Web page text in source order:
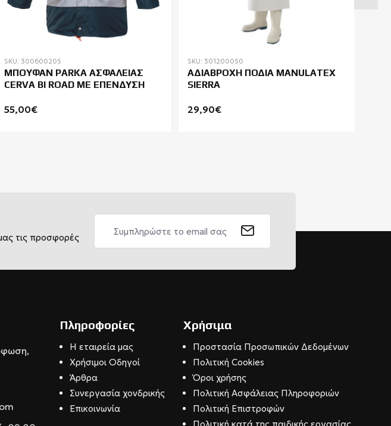
SKU: 300600205
ΜΠΟΥΦΑΝ PARKA ΑΣΦΑΛΕΙΑΣ
CERVA BI ROAD ΜΕ ΕΠΕΝΔΥΣΗ
55,00€
SKU: 301200050
ΑΔΙΑΒΡΟΧΗ ΠΟΔΙΑ MANULATEX
SIERRA
29,90€
τις προσφορές
Πληροφορίες
Η εταιρεία μας
Χρήσιμοι Οδηγοί
Άρθρα
Συνεργασία χονδρικής
Επικοινωνία
Χρήσιμα
Προστασία Προσωπικών Δεδομένων
Πολιτική Cookies
Όροι χρήσης
Πολιτική Ασφάλειας Πληροφοριών
Πολιτική Επιστροφών